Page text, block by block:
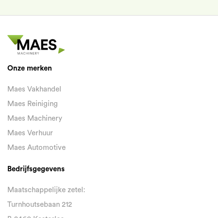
Onze merken
Maes Vakhandel
Maes Reiniging
Maes Machinery
Maes Verhuur
Maes Automotive
Bedrijfsgegevens
Maatschappelijke zetel:
Turnhoutsebaan 212